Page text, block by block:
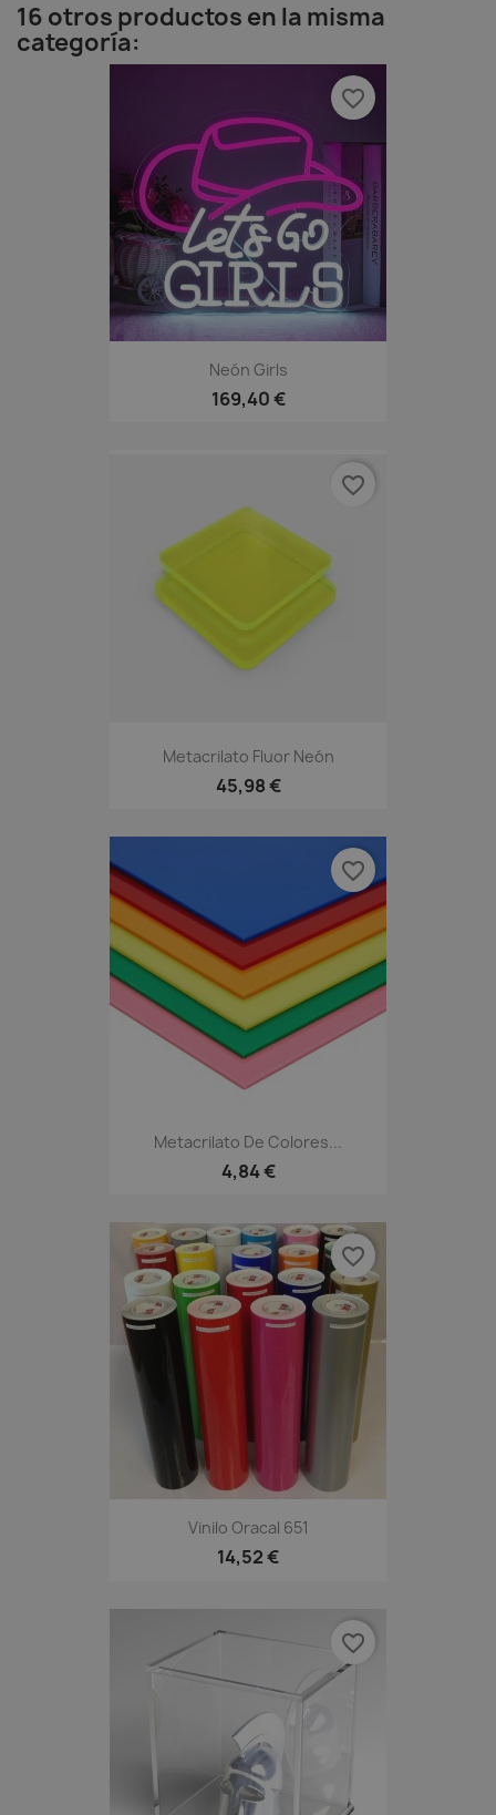
16 otros productos en la misma
categoría:
Neón Girls
169,40 €
favorite_border
Metacrilato Fluor Neón
45,98 €
favorite_border
Metacrilato De Colores...
4,84 €
favorite_border
Vinilo Oracal 651
14,52 €
favorite_border
favorite_border